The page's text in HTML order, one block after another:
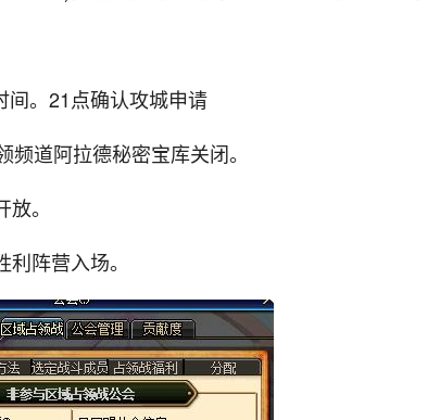
间。21点确认攻城申请
道阿拉德秘密宝库关闭。
。
阵营入场。